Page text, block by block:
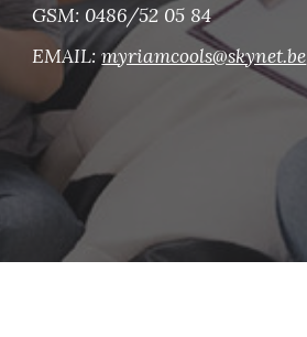
GSM: 0486/52 05 84
EMAIL: myriamcools@skynet.be